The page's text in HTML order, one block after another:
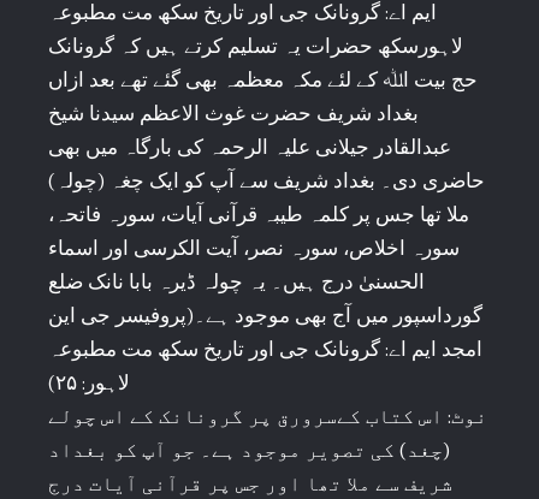
ایم اے: گرونانک جی اور تاریخ سکھ مت مطبوعہ
لاہورسکھ حضرات یہ تسلیم کرتے ہیں کہ گرونانک
حج بیت اﷲ کے لئے مکہ معظمہ بھی گئے تھے بعد ازاں
بغداد شریف حضرت غوث الاعظم سیدنا شیخ
عبدالقادر جیلانی علیہ الرحمہ کی بارگاہ میں بھی
حاضری دی۔ بغداد شریف سے آپ کو ایک چغہ (چولہ)
ملا تھا جس پر کلمہ طیبہ قرآنی آیات، سورہ فاتحہ،
سورہ اخلاص، سورہ نصر، آیت الکرسی اور اسماء
الحسنیٰ درج ہیں۔ یہ چولہ ڈیرہ بابا نانک ضلع
گورداسپور میں آج بھی موجود ہے۔(پروفیسر جی این
امجد ایم اے: گرونانک جی اور تاریخ سکھ مت مطبوعہ
لاہور: ۲۵)
نوٹ: اس کتاب کےسرورق پر گرونانک کے اس چولے
(چغد) کی تصویر موجود ہے۔ جو آپ کو بغداد
شریف سے ملا تھا اور جس پر قرآنی آیات درج